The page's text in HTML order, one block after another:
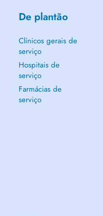
De plantão
Clínicos gerais de
serviço
Hospitais de
serviço
Farmácias de
serviço